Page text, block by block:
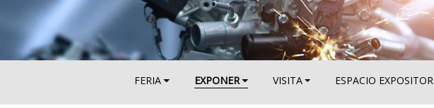
FERIA EXPONER VISITA ESPACIO EXPOSITOR